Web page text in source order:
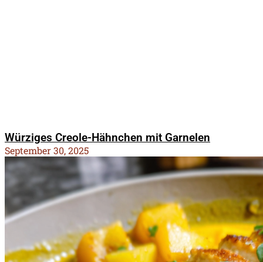
Würziges Creole-Hähnchen mit Garnelen
September 30, 2025